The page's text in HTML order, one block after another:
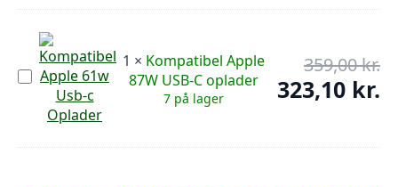
Guld
Kompatibel
Apple
USB-
oplader
1 × Kompatibel Apple
87W USB-C oplader
7 på lager
359,00kr.
323,10 kr.
er: